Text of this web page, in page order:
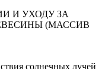
И УХОДУ ЗА
(МАССИВ
солнечных лучей